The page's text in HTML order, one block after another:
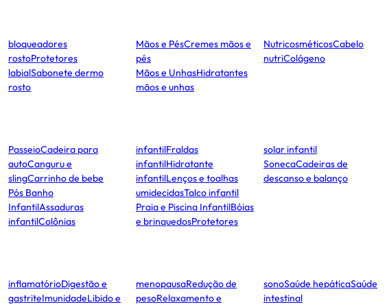
bloqueadores
rostoProtetores
labialSabonete dermo
rosto
Mãos e PésCremes mãos e
pés
Mãos e UnhasHidratantes
mãos e unhas
NutricosméticosCabelo
nutriColágeno
PasseioCadeira para
autoCanguru e
slingCarrinho de bebe
Pós Banho
InfantilAssaduras
infantilColônias
infantilFraldas
infantilHidratante
infantilLenços e toalhas
umidecidasTalco infantil
Praia e Piscina InfantilBóias
e brinquedosProtetores
solar infantil
SonecaCadeiras de
descanso e balanço
inflamatórioDigestão e
gastriteImunidadeLibido e
menopausaRedução de
pesoRelaxamento e
sonoSaúde hepáticaSaúde
intestinal